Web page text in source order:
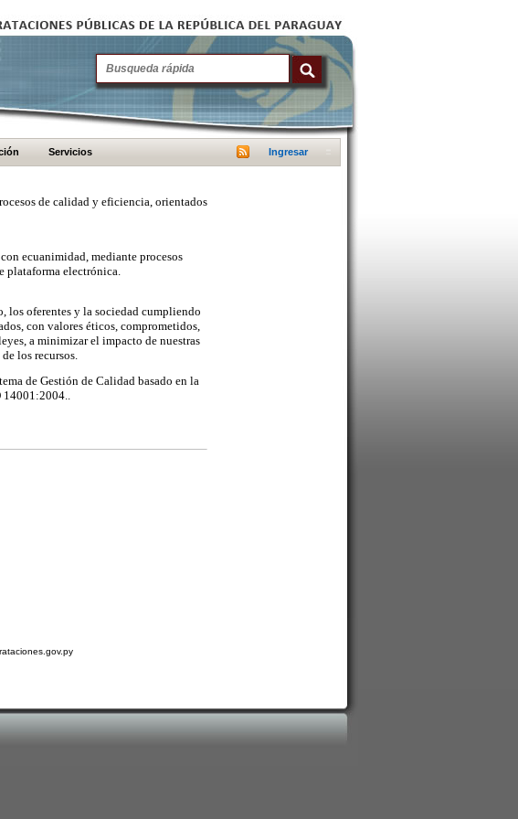
Servicios Ingresar
de calidad y eficiencia, orientados
ecuanimidad, mediante procesos
plataforma electrónica.
los oferentes y la sociedad cumpliendo
con valores éticos, comprometidos,
a minimizar el impacto de nuestras
los recursos.
de Gestión de Calidad basado en la
14001:2004..